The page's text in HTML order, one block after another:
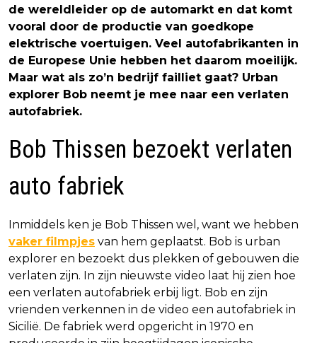
de wereldleider op de automarkt en dat komt
vooral door de productie van goedkope
elektrische voertuigen. Veel autofabrikanten in
de Europese Unie hebben het daarom moeilijk.
Maar wat als zo’n bedrijf failliet gaat? Urban
explorer Bob neemt je mee naar een verlaten
autofabriek.
Bob Thissen bezoekt verlaten
auto fabriek
Inmiddels ken je Bob Thissen wel, want we hebben
vaker filmpjes van hem geplaatst. Bob is urban
explorer en bezoekt dus plekken of gebouwen die
verlaten zijn. In zijn nieuwste video laat hij zien hoe
een verlaten autofabriek erbij ligt. Bob en zijn
vrienden verkennen in de video een autofabriek in
Sicilië. De fabriek werd opgericht in 1970 en